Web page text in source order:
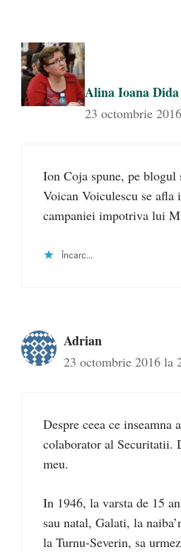
Alina Ioana Dida
23 octombrie
Ion Coja spune, pe blogul
Voican Voiculescu se afla
campaniei impotriva lui
Încarc...
Adrian
23 octombrie 2016 la
Despre ceea ce inseamna
colaborator al Securitatii.
meu.
In 1946, la varsta de 15
sau natal, Galati, la
la Turnu-Severin, sa